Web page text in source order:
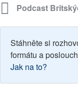
Podcast
Stáhněte si
formátu a
Jak na to?